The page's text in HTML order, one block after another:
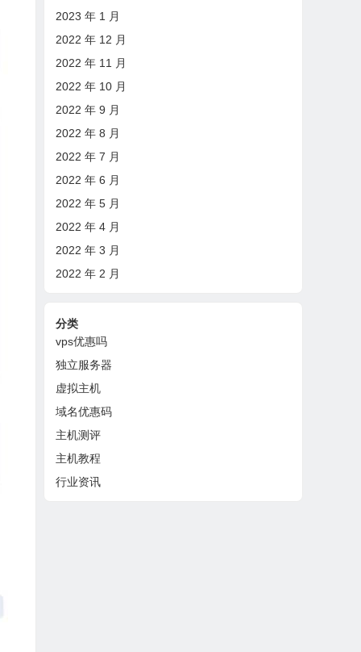
2023 年 1 月
2022 年 12 月
2022 年 11 月
2022 年 10 月
2022 年 9 月
2022 年 8 月
2022 年 7 月
2022 年 6 月
2022 年 5 月
2022 年 4 月
2022 年 3 月
2022 年 2 月
分类
vps优惠吗
独立服务器
虚拟主机
域名优惠码
主机测评
主机教程
行业资讯